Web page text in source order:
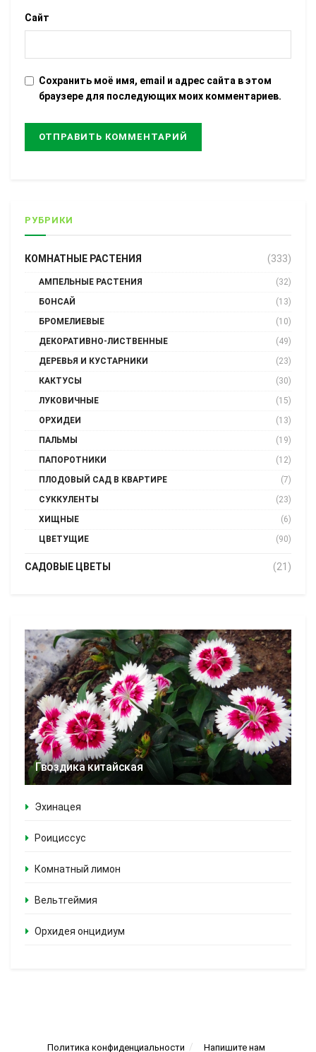
Сайт
Сохранить моё имя, email и адрес сайта в этом
браузере для последующих моих комментариев.
РУБРИКИ
КОМНАТНЫЕ РАСТЕНИЯ (333)
АМПЕЛЬНЫЕ РАСТЕНИЯ
(32)
БОНСАЙ
(13)
БРОМЕЛИЕВЫЕ
(10)
ДЕКОРАТИВНО-ЛИСТВЕННЫЕ
(49)
ДЕРЕВЬЯ И КУСТАРНИКИ
(23)
КАКТУСЫ
(30)
ЛУКОВИЧНЫЕ
(15)
ОРХИДЕИ
(13)
ПАЛЬМЫ
(19)
ПАПОРОТНИКИ
(12)
ПЛОДОВЫЙ САД В КВАРТИРЕ
(7)
СУККУЛЕНТЫ
(23)
ХИЩНЫЕ
(6)
ЦВЕТУЩИЕ
(90)
САДОВЫЕ ЦВЕТЫ (21)
Гвоздика китайская
Эхинацея
Роициссус
Комнатный лимон
Вельтгеймия
Орхидея онцидиум
Политика конфиденциальности Напишите нам